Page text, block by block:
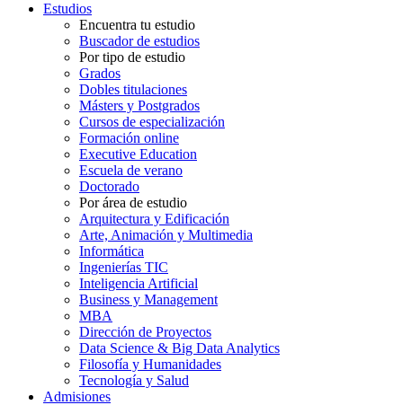
Estudios
Encuentra tu estudio
Buscador de estudios
Por tipo de estudio
Grados
Dobles titulaciones
Másters y Postgrados
Cursos de especialización
Formación online
Executive Education
Escuela de verano
Doctorado
Por área de estudio
Arquitectura y Edificación
Arte, Animación y Multimedia
Informática
Ingenierías TIC
Inteligencia Artificial
Business y Management
MBA
Dirección de Proyectos
Data Science & Big Data Analytics
Filosofía y Humanidades
Tecnología y Salud
Admisiones